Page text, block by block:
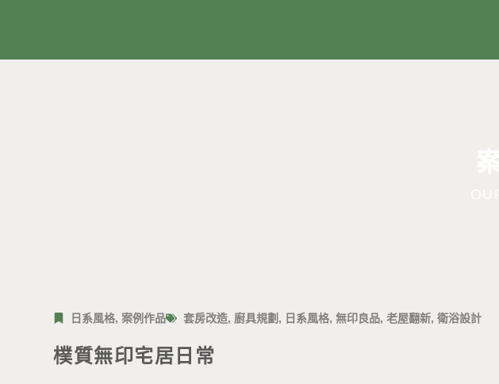
日系風格,案例作品 套房改造, 廚具規劃 , 日系風格,無印良品,老屋翻新,衛浴設計
樸質無印宅居日常